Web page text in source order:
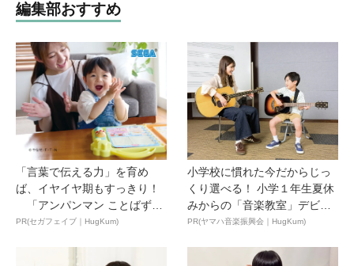
編集部おすすめ
「言葉で伝える力」を育め
ば、イヤイヤ期もすっきり！
「アンパンマン ことばずか
ん...
PR(セガフェイブ｜HugKum)
小学校に慣れた今だからじっ
くり選べる！ 小学１年生夏休
みからの「音楽教室」デビ
ュ...
PR(ヤマハ音楽振興会｜HugKum)